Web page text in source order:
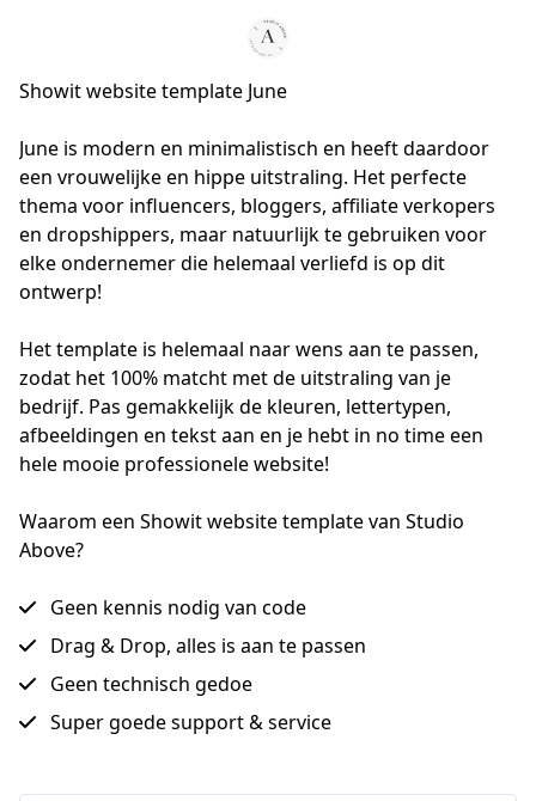
Showit website template June
June is modern en minimalistisch en heeft daardoor
een vrouwelijke en hippe uitstraling. Het perfecte
thema voor influencers, bloggers, affiliate verkopers
en dropshippers, maar natuurlijk te gebruiken voor
elke ondernemer die helemaal verliefd is op dit
ontwerp!
Het template is helemaal naar wens aan te passen,
zodat het 100% matcht met de uitstraling van je
bedrijf. Pas gemakkelijk de kleuren, lettertypen,
afbeeldingen en tekst aan en je hebt in no time een
hele mooie professionele website!
Waarom een Showit website template van Studio
Above?
Geen kennis nodig van code
Drag & Drop, alles is aan te passen
Geen technisch gedoe
Super goede support & service